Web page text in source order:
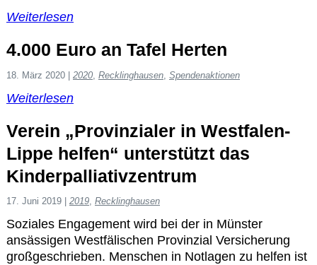
Weiterlesen
4.000 Euro an Tafel Herten
18. März 2020 2020 Recklinghausen Spendenaktionen
Weiterlesen
Verein „Provinzialer in Westfalen-
Lippe helfen“ unterstützt das
Kinderpalliativzentrum
17. Juni 2019 2019, Recklinghausen
Soziales Engagement wird bei der in Münster
ansässigen Westfälischen Provinzial Versicherung
großgeschrieben. Menschen in Notlagen zu helfen ist